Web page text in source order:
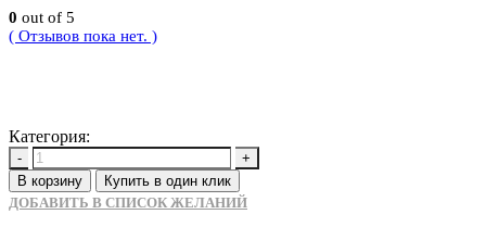
0 out of 5
( Отзывов пока нет. )
Категория:
-
+
В корзину
Купить в один клик
ДОБАВИТЬ В СПИСОК ЖЕЛАНИЙ